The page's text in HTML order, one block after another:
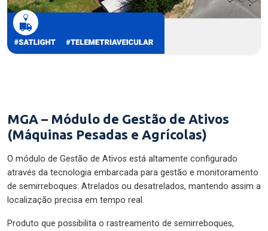
MGA – Módulo de Gestão de Ativos
(Máquinas Pesadas e Agrícolas)
O módulo de Gestão de Ativos está altamente configurado
através da tecnologia embarcada para gestão e monitoramento
de semirreboques: Atrelados ou desatrelados, mantendo assim a
localização precisa em tempo real.
Produto que possibilita o rastreamento de semirreboques,